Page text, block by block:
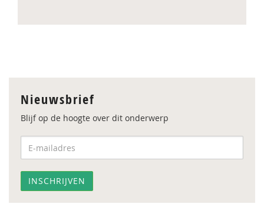
Nieuwsbrief
Blijf op de hoogte over dit onderwerp